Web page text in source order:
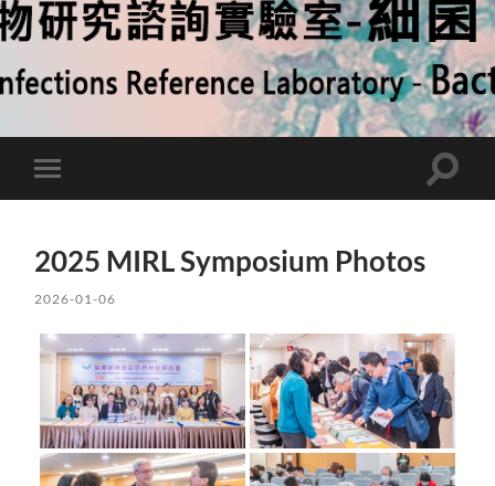
Toggle
mobile
Toggle
2025 MIRL Symposium Photos
2026-01-06